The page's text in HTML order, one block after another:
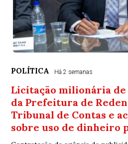
POLÍTICA Há 2 semanas
Licitação milionária de
da Prefeitura de
Tribunal de Contas e
sobre uso de dinheiro